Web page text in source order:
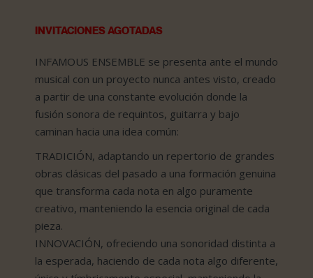
INVITACIONES AGOTADAS
INFAMOUS ENSEMBLE se presenta ante el mundo
musical con un proyecto nunca antes visto, creado
a partir de una constante evolución donde la
fusión sonora de requintos, guitarra y bajo
caminan hacia una idea común:
TRADICIÓN, adaptando un repertorio de grandes
obras clásicas del pasado a una formación genuina
que transforma cada nota en algo puramente
creativo, manteniendo la esencia original de cada
pieza.
INNOVACIÓN, ofreciendo una sonoridad distinta a
la esperada, haciendo de cada nota algo diferente,